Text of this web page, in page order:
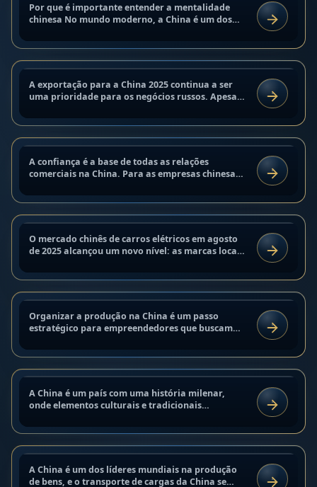
CULTURA
Por que é importante entender a mentalidade
chinesa No mundo moderno, a China é um dos
na China requer não apenas...
LER
ANÁLISE E TENDÊNCIAS
Exportação para a China 2025:
estratégias, casos e recomendações
A exportação para a China 2025 continua a ser
uma prioridade para os negócios russos. Apesar
específicos, como o...
LER
CULTURA
Como estabelecer relações de
confiança com parceiros chineses —
estratégias para cooperação a
longo prazo | ChinaGlobal Hub
A confiança é a base de todas as relações
comerciais na China. Para as empresas chinesas,
importância,...
LER
NOTÍCIAS
Carros elétricos chineses 2025:
recordes da XPeng, Nio e Xiaomi e
queda da Tesla
O mercado chinês de carros elétricos em agosto
de 2025 alcançou um novo nível: as marcas locais
vendas, enquanto...
LER
ANÁLISE E TENDÊNCIAS
Como organizar a produção na
China — guia passo a passo da ideia
ao produto final | ChinaGlobal Hub
Organizar a produção na China é um passo
estratégico para empreendedores que buscam
internacionais. No entanto, esse...
LER
MERCADOS INDUSTRIAIS
Como as tradições chinesas
influenciam o design e a
embalagem dos produtos:
Considerando a simbolismo, cores e
formas ao desenvolver produtos
para o mercado chinês
A China é um país com uma história milenar,
onde elementos culturais e tradicionais
inclusive na percepção dos...
LER
ANÁLISE E TENDÊNCIAS
Transporte de Cargas da China:
Rotas Marítimas e Aéreas
A China é um dos líderes mundiais na produção
de bens, e o transporte de cargas da China se
LER
Símbolos chineses de sorte no